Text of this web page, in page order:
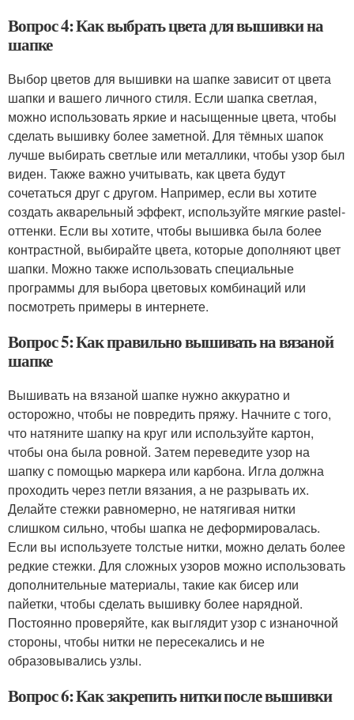
Вопрос 4: Как выбрать цвета для вышивки на
шапке
Выбор цветов для вышивки на шапке зависит от цвета
шапки и вашего личного стиля. Если шапка светлая,
можно использовать яркие и насыщенные цвета, чтобы
сделать вышивку более заметной. Для тёмных шапок
лучше выбирать светлые или металлики, чтобы узор был
виден. Также важно учитывать, как цвета будут
сочетаться друг с другом. Например, если вы хотите
создать акварельный эффект, используйте мягкие pastel-
оттенки. Если вы хотите, чтобы вышивка была более
контрастной, выбирайте цвета, которые дополняют цвет
шапки. Можно также использовать специальные
программы для выбора цветовых комбинаций или
посмотреть примеры в интернете.
Вопрос 5: Как правильно вышивать на вязаной
шапке
Вышивать на вязаной шапке нужно аккуратно и
осторожно, чтобы не повредить пряжу. Начните с того,
что натяните шапку на круг или используйте картон,
чтобы она была ровной. Затем переведите узор на
шапку с помощью маркера или карбона. Игла должна
проходить через петли вязания, а не разрывать их.
Делайте стежки равномерно, не натягивая нитки
слишком сильно, чтобы шапка не деформировалась.
Если вы используете толстые нитки, можно делать более
редкие стежки. Для сложных узоров можно использовать
дополнительные материалы, такие как бисер или
пайетки, чтобы сделать вышивку более нарядной.
Постоянно проверяйте, как выглядит узор с изнаночной
стороны, чтобы нитки не пересекались и не
образовывались узлы.
Вопрос 6: Как закрепить нитки после вышивки